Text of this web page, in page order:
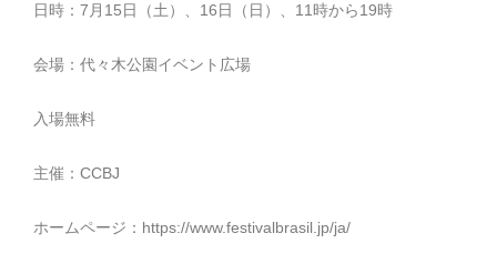
日時：7月15日（土）、16日（日）、11時から19時
会場：代々木公園イベント広場
入場無料
主催：CCBJ
ホームページ： https://www.festivalbrasil.jp/ja/